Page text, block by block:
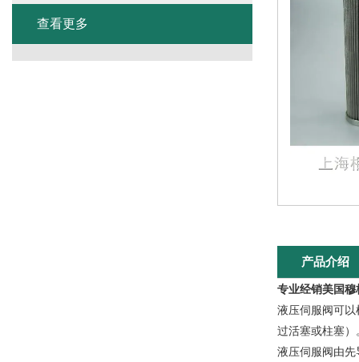
产品介绍
专业经销美国
液压伺服阀可
过活塞或柱塞
液压伺服阀由
查看更多